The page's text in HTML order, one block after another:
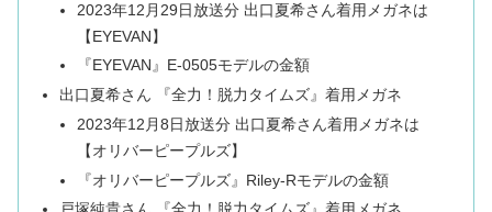
2023年12月29日放送分 出口夏希さん着用メガネは
【EYEVAN】
『EYEVAN』E-0505モデルの金額
出口夏希さん 『全力！脱力タイムズ』着用メガネ
2023年12月8日放送分 出口夏希さん着用メガネは
【オリバーピープルズ】
『オリバーピープルズ』Riley-Rモデルの金額